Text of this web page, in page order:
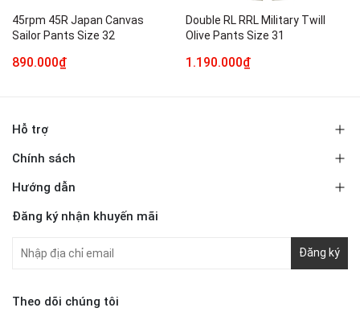
45rpm 45R Japan Canvas
Sailor Pants Size 32
890.000₫
Double RL RRL Military Twill
Olive Pants Size 31
1.190.000₫
Hỗ trợ
Chính sách
Hướng dẫn
Đăng ký nhận khuyến mãi
Đăng ký
Theo dõi chúng tôi